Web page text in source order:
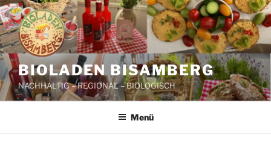
Zum
Inhalt
springen
BIOLADEN BISAMBERG
NACHHALTIG – REGIONAL – BIOLOGISCH
Menü